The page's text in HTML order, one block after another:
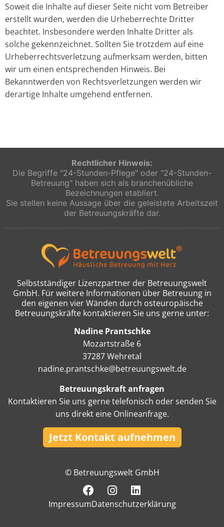
Soweit die Inhalte auf dieser Seite nicht vom Betreiber
erstellt wurden, werden die Urheberrechte Dritter
beachtet. Insbesondere werden Inhalte Dritter als
solche gekennzeichnet. Sollten Sie trotzdem auf eine
Urheberrechtsverletzung aufmerksam werden, bitten
wir um einen entsprechenden Hinweis. Bei
Bekanntwerden von Rechtsverletzungen werden wir
derartige Inhalte umgehend entfernen.
Rechtlicher Hinweis:
Die Begriffe "24-Stunden-Pflege" oder "24-Stunden-
Betreuung" haben sich als branchenübliche
Bezeichnungen etabliert.
Sie stellen keine Aussage über die geleistete Arbeitszeit
der Betreuungskräfte dar.
Selbstständiger Lizenzpartner der Betreuungswelt
GmbH. Für weitere Informationen über Betreuung in
den eigenen vier Wänden durch osteuropäische
Betreuungskräfte kontaktieren Sie uns gerne unter:
Nadine Prantschke
Mozartstraße 6
37287 Wehretal
nadine.prantschke@betreuungswelt.de
Betreuungskraft anfragen
Kontaktieren Sie uns gerne telefonisch oder senden Sie
uns direkt eine Onlineanfrage.
Jetzt Kontakt aufnehmen
© Betreuungswelt GmbH
ImpressumDatenschutzerklärung